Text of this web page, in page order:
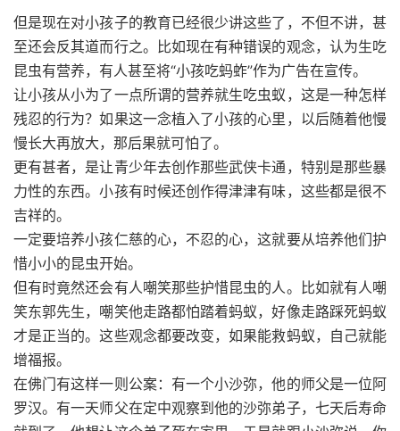
但是现在对小孩子的教育已经很少讲这些了，不但不讲，甚
至还会反其道而行之。比如现在有种错误的观念，认为生吃
昆虫有营养，有人甚至将“小孩吃蚂蚱”作为广告在宣传。
让小孩从小为了一点所谓的营养就生吃虫蚁，这是一种怎样
残忍的行为？如果这一念植入了小孩的心里，以后随着他慢
慢长大再放大，那后果就可怕了。
更有甚者，是让青少年去创作那些武侠卡通，特别是那些暴
力性的东西。小孩有时候还创作得津津有味，这些都是很不
吉祥的。
一定要培养小孩仁慈的心，不忍的心，这就要从培养他们护
惜小小的昆虫开始。
但有时竟然还会有人嘲笑那些护惜昆虫的人。比如就有人嘲
笑东郭先生，嘲笑他走路都怕踏着蚂蚁，好像走路踩死蚂蚁
才是正当的。这些观念都要改变，如果能救蚂蚁，自己就能
增福报。
在佛门有这样一则公案：有一个小沙弥，他的师父是一位阿
罗汉。有一天师父在定中观察到他的沙弥弟子，七天后寿命